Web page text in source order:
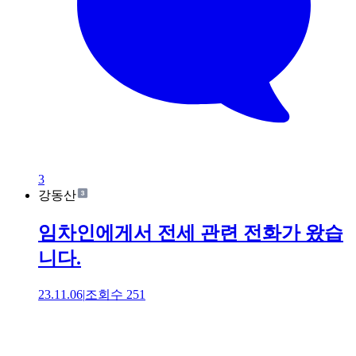
3
강동산
임차인에게서 전세 관련 전화가 왔습
니다.
23.11.06|조회수 251